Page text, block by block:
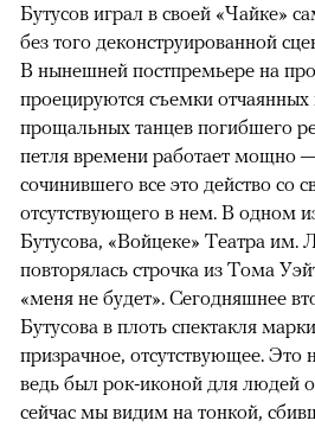
Бутусов играл в своей «Чайке»
без того деконструированной
В нынешней постпремьере на
проецируются съемки отчаянных
прощальных танцев погибшего
петля времени работает мощно
сочинившего все это действо со
отсутствующего в нем. В одном
Бутусова, «Войцеке» Театра им.
повторялась строчка из Тома
«меня не будет». Сегодняшнее
Бутусова в плоть спектакля
призрачное, отсутствующее. Это
ведь был рок-иконой для людей
сейчас мы видим на тонкой,